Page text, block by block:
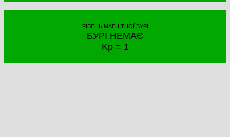
РІВЕНЬ МАГНІТНОЇ БУРІ
БУРІ НЕМАЄ
Kp = 1